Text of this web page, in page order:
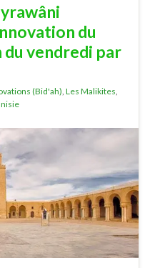
du
du vendredi par
(Bid'ah) Les Malikites